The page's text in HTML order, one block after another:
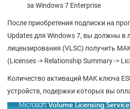
за Windows 7 Enterprise
После приобретения подписки на
Updates для Windows 7, вы должны в
лицензирования (VLSC) получить
(Licenses -> Relationship Summary ->
Количество активаций MAK ключа
устройств, подержки которых вы